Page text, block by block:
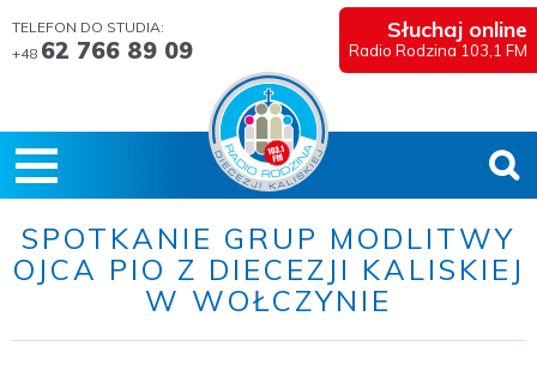
TELEFON DO STUDIA:
+48 62 766 89 09
Słuchaj online
Radio Rodzina 103,1 FM
SPOTKANIE GRUP MODLITWY
OJCA PIO Z DIECEZJI KALISKIEJ
W WOŁCZYNIE